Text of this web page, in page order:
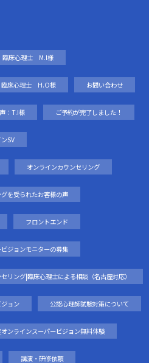
臨床心理士 M.I様
臨床心理士 H.O様 お問い合わせ
：T.I様 ご予約が完了しました！
SV
オンラインカウンセリング
を受られたお客様の声
フロントエンド
ジョンモニターの募集
リング|臨床心理士による相談（名古屋対応）
ョン 公認心理師試験対策について
ンラインスーパービジョン無料体験
講演・研修依頼